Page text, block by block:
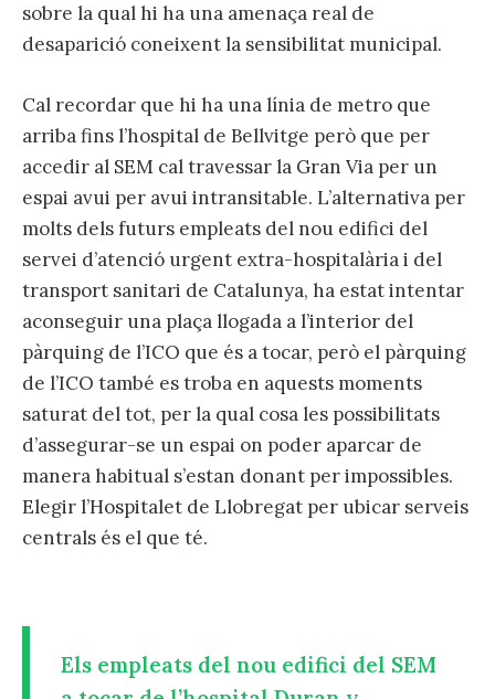
sobre la qual hi ha una amenaça real de
desaparició coneixent la sensibilitat municipal.
Cal recordar que hi ha una línia de metro que
arriba fins l’hospital de Bellvitge però que per
accedir al SEM cal travessar la Gran Via per un
espai avui per avui intransitable. L’alternativa per
molts dels futurs empleats del nou edifici del
servei d’atenció urgent extra-hospitalària i del
transport sanitari de Catalunya, ha estat intentar
aconseguir una plaça llogada a l’interior del
pàrquing de l’ICO que és a tocar, però el pàrquing
de l’ICO també es troba en aquests moments
saturat del tot, per la qual cosa les possibilitats
d’assegurar-se un espai on poder aparcar de
manera habitual s’estan donant per impossibles.
Elegir l’Hospitalet de Llobregat per ubicar serveis
centrals és el que té.
Els empleats del nou edifici del SEM